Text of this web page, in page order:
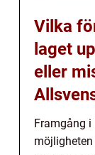
Vilka
laget
eller
Framgång i